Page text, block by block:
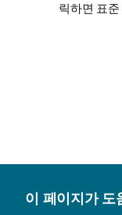
릭하면 표
이 페이지가 도